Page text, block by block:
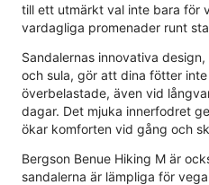
till ett utmärkt val inte bara för
vardagliga promenader runt
Sandalernas innovativa
och sula, gör att dina fötter
överbelastade, även vid
dagar. Det mjuka innerfodret
ökar komforten vid gång och
Bergson Benue Hiking M är
sandalerna är lämpliga för